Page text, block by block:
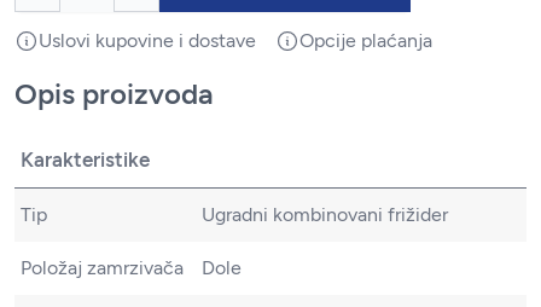
Uslovi kupovine i dostave Opcije plaćanja
Opis proizvoda
Karakteristike
Tip Ugradni kombinovani frižider
Položaj zamrzivača Dole